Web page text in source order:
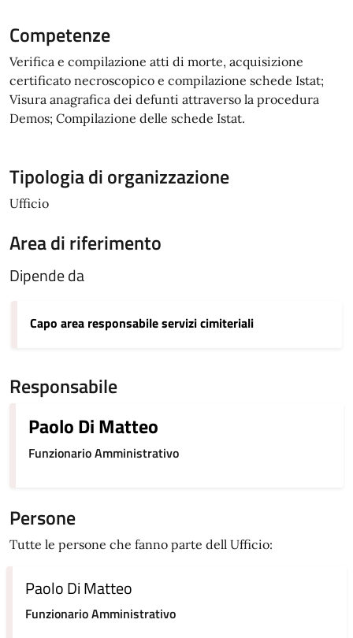
Competenze
Verifica e compilazione atti di morte, acquisizione
certificato necroscopico e compilazione schede Istat;
Visura anagrafica dei defunti attraverso la procedura
Demos; Compilazione delle schede Istat.
Tipologia di organizzazione
Ufficio
Area di riferimento
Dipende da
Capo area responsabile servizi cimiteriali
Responsabile
Paolo Di Matteo
Funzionario Amministrativo
Persone
Tutte le persone che fanno parte dell Ufficio:
Paolo Di Matteo
Funzionario Amministrativo